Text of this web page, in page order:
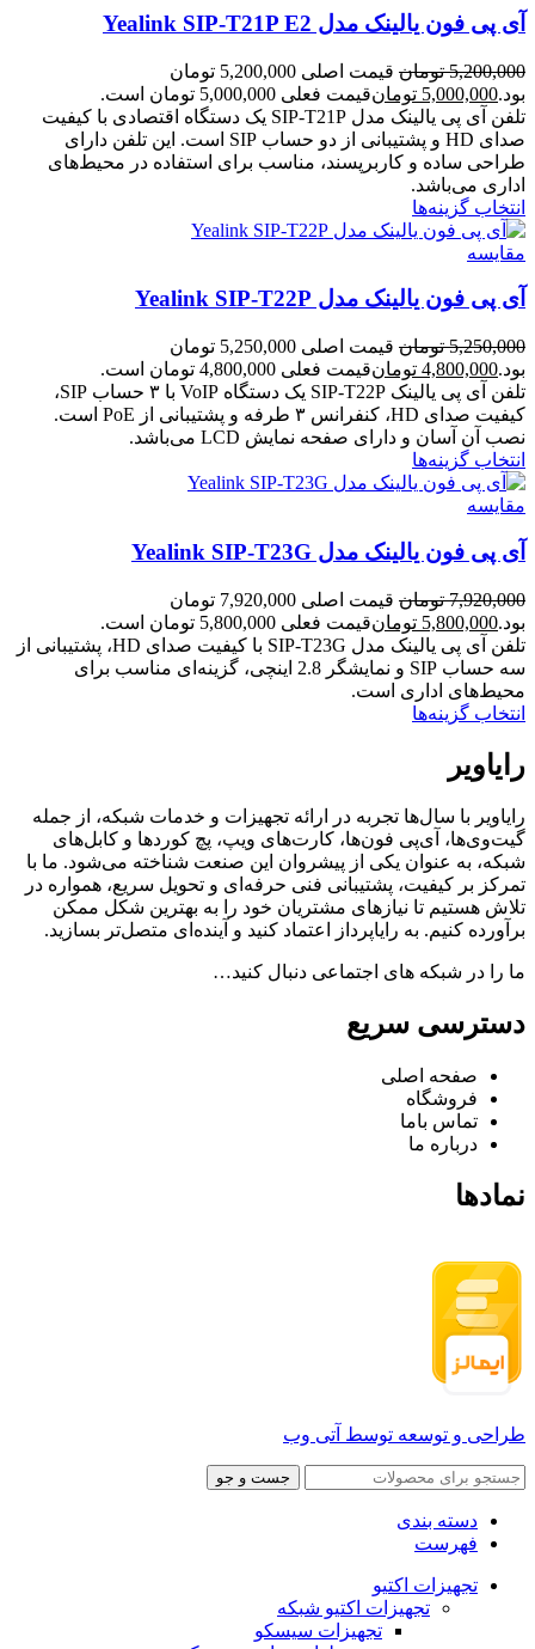
آی پی فون یالینک مدل Yealink SIP-T21P E2
5,200,000 تومان
قیمت اصلی 5,200,000 تومان
بود.5,000,000 تومانقیمت فعلی 5,000,000 تومان است.
تلفن آی پی یالینک مدل SIP-T21P یک دستگاه اقتصادی با کیفیت
صدای HD و پشتیبانی از دو حساب SIP است. این تلفن دارای
طراحی ساده و کاربرپسند، مناسب برای استفاده در محیط‌های
اداری می‌باشد.
انتخاب گزینه‌ها
مقایسه
آی پی فون یالینک مدل Yealink SIP-T22P
5,250,000 تومان
قیمت اصلی 5,250,000 تومان
بود.4,800,000 تومانقیمت فعلی 4,800,000 تومان است.
تلفن آی پی یالینک SIP-T22P یک دستگاه VoIP با ۳ حساب SIP،
کیفیت صدای HD، کنفرانس ۳ طرفه و پشتیبانی از PoE است.
نصب آن آسان و دارای صفحه نمایش LCD می‌باشد.
انتخاب گزینه‌ها
مقایسه
آی پی فون یالینک مدل Yealink SIP-T23G
7,920,000 تومان
قیمت اصلی 7,920,000 تومان
بود.5,800,000 تومانقیمت فعلی 5,800,000 تومان است.
تلفن آی پی یالینک مدل SIP-T23G با کیفیت صدای HD، پشتیبانی از
سه حساب SIP و نمایشگر 2.8 اینچی، گزینه‌ای مناسب برای
محیط‌های اداری است.
انتخاب گزینه‌ها
رایاویر
رایاویر با سال‌ها تجربه در ارائه تجهیزات و خدمات شبکه، از جمله
گیت‌وی‌ها، آی‌پی فون‌ها، کارت‌های ویپ، پچ کوردها و کابل‌های
شبکه، به عنوان یکی از پیشروان این صنعت شناخته می‌شود. ما با
تمرکز بر کیفیت، پشتیبانی فنی حرفه‌ای و تحویل سریع، همواره در
تلاش هستیم تا نیازهای مشتریان خود را به بهترین شکل ممکن
برآورده کنیم. به رایاپرداز اعتماد کنید و آینده‌ای متصل‌تر بسازید.
ما را در شبکه های اجتماعی دنبال کنید…
دسترسی سریع
صفحه اصلی
فروشگاه
تماس باما
درباره ما
نمادها
طراحی و توسعه توسط آتی وب
جست و جو
دسته بندی
فهرست
تجهیزات اکتیو
تجهیزات اکتیو شبکه
تجهیزات سیسکو